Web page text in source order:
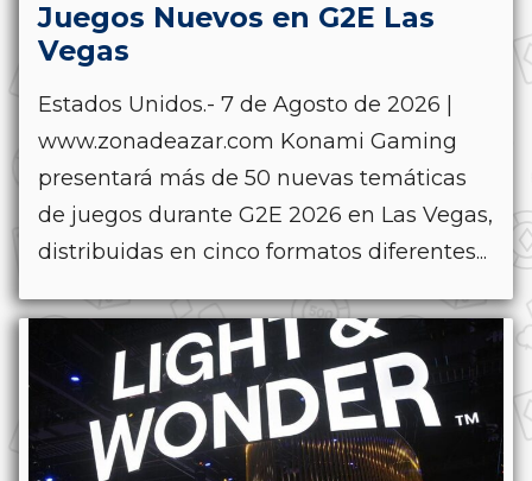
Juegos Nuevos en G2E Las
Vegas
Estados Unidos.- 7 de Agosto de 2026 |
www.zonadeazar.com Konami Gaming
presentará más de 50 nuevas temáticas
de juegos durante G2E 2026 en Las Vegas,
distribuidas en cinco formatos diferentes...